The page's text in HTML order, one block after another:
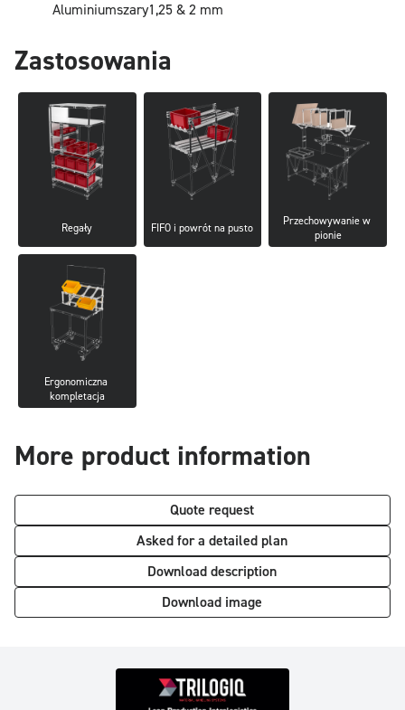
Aluminiumszary1,25 & 2 mm
Zastosowania
Regały FIFO i powrót na pusto
Przechowywanie w
pionie
Ergonomiczna
kompletacja
More product information
Quote request
Asked for a detailed plan
Download description
Download image